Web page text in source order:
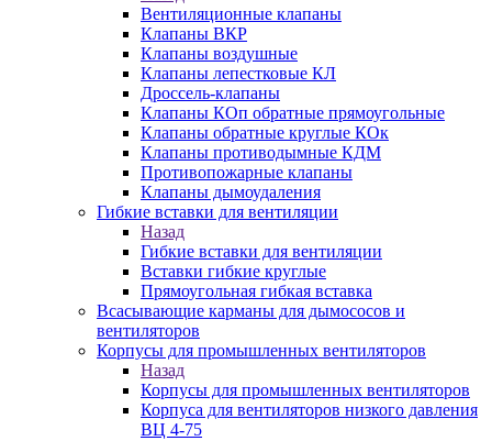
Вентиляционные клапаны
Клапаны ВКР
Клапаны воздушные
Клапаны лепестковые КЛ
Дроссель-клапаны
Клапаны КОп обратные прямоугольные
Клапаны обратные круглые КОк
Клапаны противодымные КДМ
Противопожарные клапаны
Клапаны дымоудаления
Гибкие вставки для вентиляции
Назад
Гибкие вставки для вентиляции
Вставки гибкие круглые
Прямоугольная гибкая вставка
Всасывающие карманы для дымососов и
вентиляторов
Корпусы для промышленных вентиляторов
Назад
Корпусы для промышленных вентиляторов
Корпуса для вентиляторов низкого давления
ВЦ 4-75